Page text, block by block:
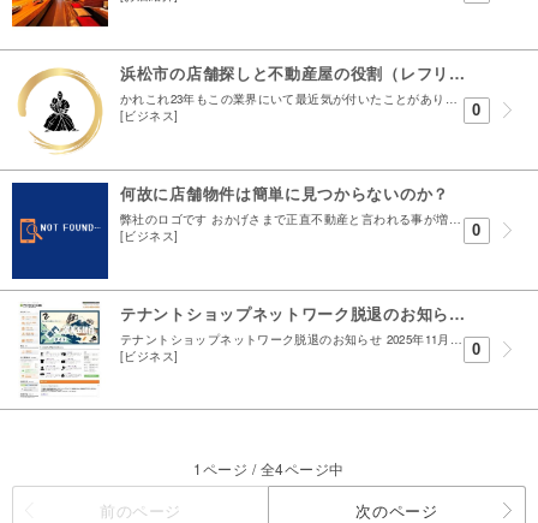
浜松市の店舗探しと不動産屋の役割（レフリー理論）
かれこれ23年もこの業界にいて最近気が付いたことがあります 不動産屋の役割って何だろう、そりゃ仲介っていうくらいなんだから間に立つ事だろうと ただあんまり具体的に分かりやすく言えないよなってぼ...
[ビジネス]
0
何故に店舗物件は簡単に見つからないのか？
弊社のロゴです おかげさまで正直不動産と言われる事が増えました 似てます、不動産も同じですし。 風が吹いてきたことは一度もないんですが ただ、ここで訂正しておきたい ロゴ自体 HPを作成してい...
[ビジネス]
0
テナントショップネットワーク脱退のお知らせ
テナントショップネットワーク脱退のお知らせ 2025年11月より運用を始めましたテナントショップ浜松のサイトですが 2026年2月末日をもって運営を終了します 運営の終了に伴いテナントショップ...
[ビジネス]
0
1ページ / 全4ページ中
前のページ 次のページ